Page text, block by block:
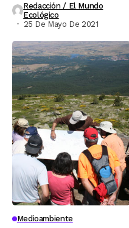
Redacción / El Mundo
Ecológico
25 De Mayo De 2021
Medioambiente